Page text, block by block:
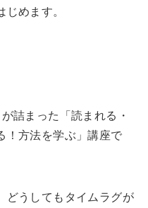
めます。
詰まった「読まれる・
！方法を学ぶ」講座で
どうしてもタイムラグが